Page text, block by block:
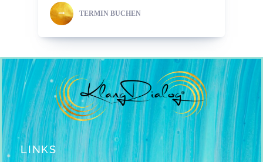
TERMIN BUCHEN
LINKS